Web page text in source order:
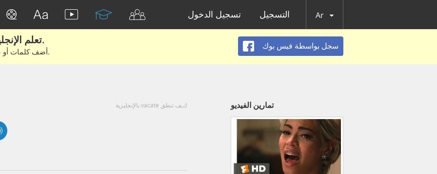
تسجيل الدخول التسجيل Ar
تعلم الإنجليزية الحقيقية من الأفلام والكتب.
أضف كلمات أو عبارات للتعلم والتدريب مع متعلمين آخرين.
سجل بواسطة فيس بوك
كيف تنطق vacate بالإنجليزية تمارين الفيديو